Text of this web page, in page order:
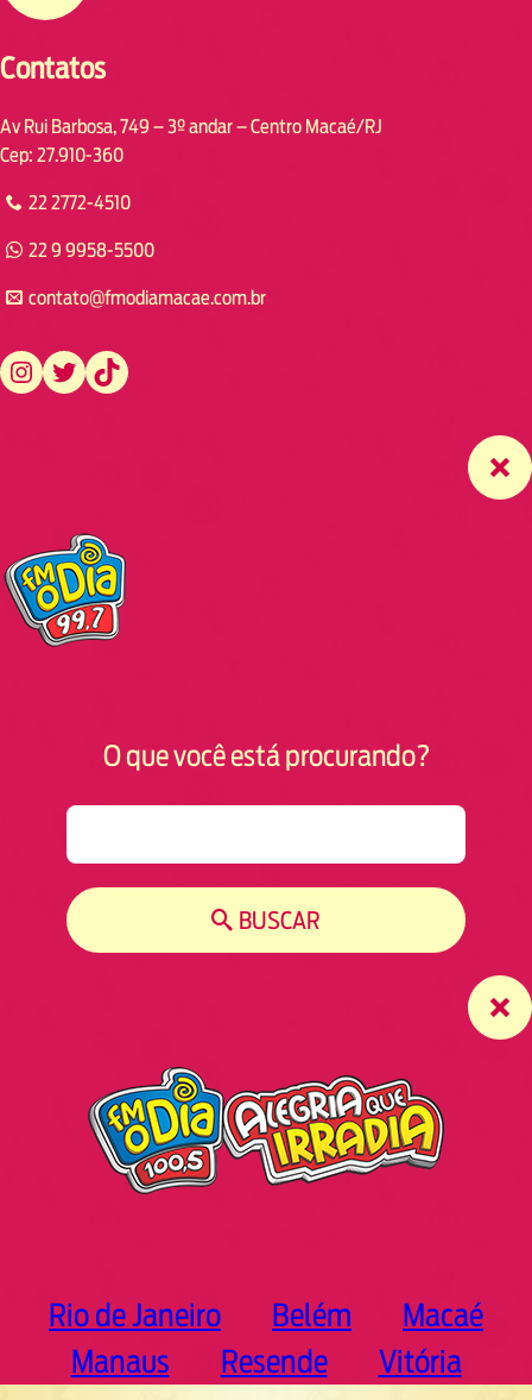
Contatos
Av Rui Barbosa, 749 – 3º andar – Centro Macaé/RJ
Cep: 27.910-360
22 2772-4510
22 9 9958-5500
contato@fmodiamacae.com.br
https://www.instagram.com/fmodia.macae/ https://twitter.com/fmodia.macae/ https://www.tiktok.com/@fmodia.macae
O que você está procurando?
BUSCAR
Rio de Janeiro Belém
Macaé
Manaus
Resende Vitória